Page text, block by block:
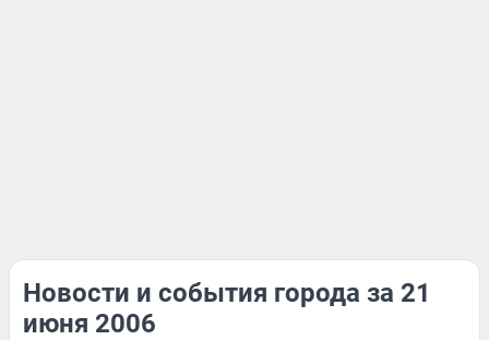
Новости и события города за 21
июня 2006